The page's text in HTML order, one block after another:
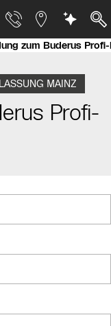
zum Buderus
MAINZ
Profi-